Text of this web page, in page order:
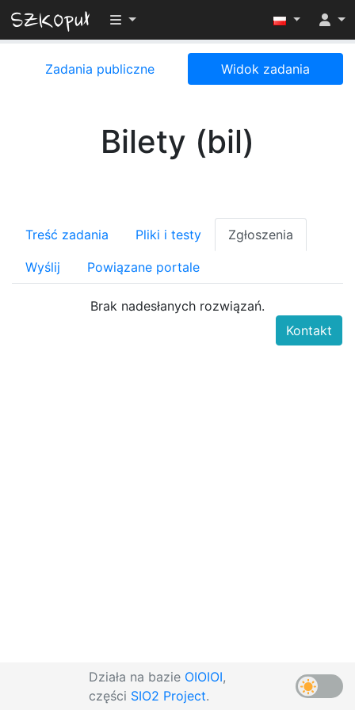
Przełącz widoczność menu
Zadania publiczne Widok zadania
Bilety (bil)
Treść zadania Pliki i testy Zgłoszenia
Wyślij Powiązane portale
Brak nadesłanych rozwiązań.
Działa na bazie OIOIOI,
części SIO2 Project.
Kontakt